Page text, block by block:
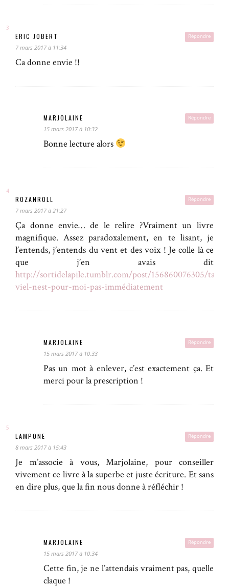
Répondre
ERIC JOBERT
7 mars 2017 à 11:34
Ca donne envie !!
Répondre
MARJOLAINE
15 mars 2017 à 10:32
Bonne lecture alors
Répondre
ROZANROLL
7 mars 2017 à 21:27
Ça donne envie… de le relire ?Vraiment un livre
magnifique. Assez paradoxalement, en te lisant, je
l’entends, j’entends du vent et des voix ! Je colle là ce
que j’en avais dit
http://sortidelapile.tumblr.com/post/156860076305/
viel-nest-pour-moi-pas-immédiatement
Répondre
MARJOLAINE
15 mars 2017 à 10:33
Pas un mot à enlever, c’est exactement ça. Et
merci pour la prescription !
Répondre
LAMPONE
8 mars 2017 à 15:43
Je m’associe à vous, Marjolaine, pour conseiller
vivement ce livre à la superbe et juste écriture. Et sans
en dire plus, que la fin nous donne à réfléchir !
Répondre
MARJOLAINE
15 mars 2017 à 10:34
Cette fin, je ne l’attendais vraiment pas, quelle
claque !